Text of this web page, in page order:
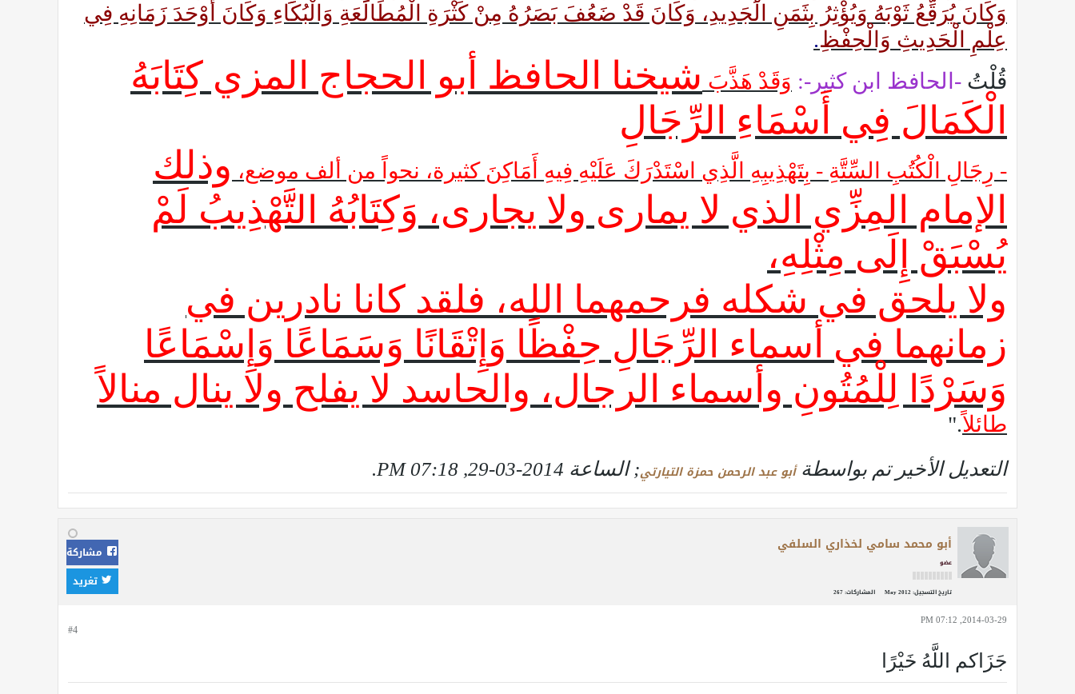
وَكَانَ يُرَقِّعُ ثَوْبَهُ وَيُؤْثِرُ بِثَمَنِ الْجَدِيدِ، وَكَانَ قَدْ ضَعُفَ بَصَرُهُ مِنْ كَثْرَةِ الْمُطَالَعَةِ وَالْبُكَاءِ وَكَانَ أَوْحَدَ زَمَانِهِ فِي
عِلْمِ الْحَدِيثِ وَالْحِفْظِ.
قُلْتُ -الحافظ ابن كثير-: وَقَدْ هَذَّبَ شيخنا الحافظ أبو الحجاج المزي كِتَابَهُ
الْكَمَالَ فِي أَسْمَاءِ الرِّجَالِ
- رِجَالِ الْكُتُبِ السِّتَّةِ - بِتَهْذِيبِهِ الَّذِي اسْتَدْرَكَ عَلَيْهِ فِيهِ أَمَاكِنَ كثيرة، نحواً من ألف موضع، وذلك
الإمام المِزِّي الذي لا يمارى ولا يجارى، وَكِتَابُهُ التَّهْذِيبُ لَمْ
يُسْبَقْ إِلَى مِثْلِهِ،
ولا يلحق في شكله فرحمهما الله، فلقد كانا نادرين في
زمانهما في أسماء الرِّجَالِ حِفْظًا وَإِتْقَانًا وَسَمَاعًا وَإِسْمَاعًا
وَسَرْدًا لِلْمُتُونِ وأسماء الرجال، والحاسد لا يفلح ولا ينال منالاً
طائلاً."
التعديل الأخير تم بواسطةأبو عبد الرحمن حمزة التيارتي; الساعة 2014-03-29, 07:18 PM
.
أبو محمد سامي لخذاري السلفي
عضو
تاريخ التسجيل:May 2012 المشاركات:267
مشاركة
تغريد
#4
2014-03-29, 07:12 PM
جَزَاكم اللَّهُ خَيْرًا